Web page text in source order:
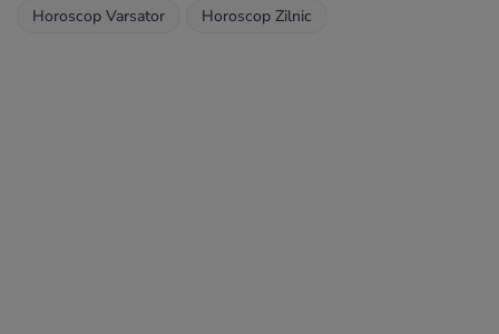
Horoscop Varsator Horoscop Zilnic